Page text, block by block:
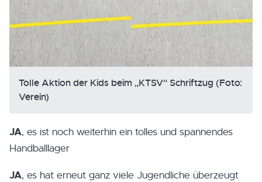
Tolle Aktion der Kids beim „KTSV“ Schriftzug (Foto:
Verein)
JA, es ist noch weiterhin ein tolles und spannendes
Handballlager
JA, es hat erneut ganz viele Jugendliche überzeugt